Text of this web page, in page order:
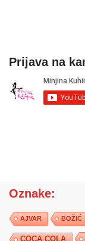
Prijava na
Oznake:
AJVAR BOŽIĆ
COCA COLA